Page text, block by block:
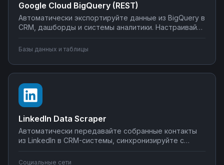
Google Cloud BigQuery (REST)
Автоматически экспортируйте данные из BigQuery в
CRM, дашборды и системы аналитики. Настраивайте
метрики с внешними сервисами, создавайте
Управляйте интеграциями BigQuery без SQL-
программирования.
Базы данных и таблицы
LinkedIn Data Scraper
Автоматически передавайте собранные контакты
из LinkedIn в CRM-системы, синхронизируйте с
продаж. Настройте интеграции LinkedIn Data Scraper
Социальные сети